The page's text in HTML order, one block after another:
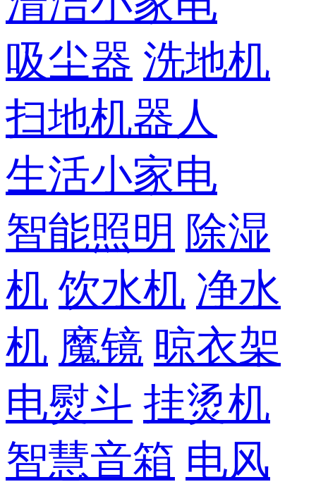
吸尘器 洗地机
扫地机器人
生活小家电
智能照明 除湿
机 饮水机 净水
机 魔镜 晾衣架
电熨斗 挂烫机
智慧音箱 电风